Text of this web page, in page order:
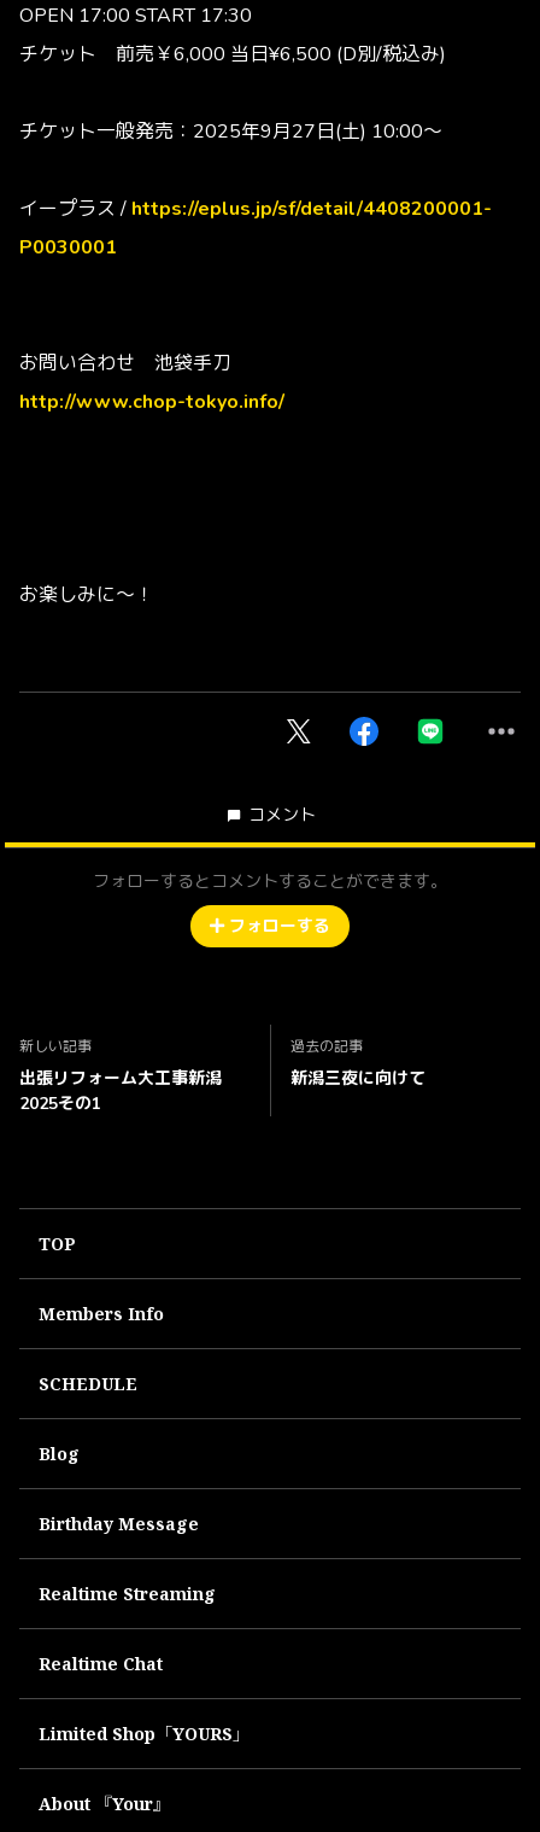
OPEN 17:00 START 17:30
チケット 前売￥6,000 当日¥6,500 (D別/税込み)
チケット一般発売：2025年9月27日(土) 10:00～
イープラス / https://eplus.jp/sf/detail/4408200001-
P0030001
お問い合わせ 池袋手刀
http://www.chop-tokyo.info/
お楽しみに～！
コメント
フォローするとコメントすることができます。
フォローする
新しい記事
出張リフォーム大工事新潟
2025その1
過去の記事
新潟三夜に向けて
TOP
Members Info
SCHEDULE
Blog
Birthday Message
Realtime Streaming
Realtime Chat
Limited Shop「YOURS」
About 『Your』